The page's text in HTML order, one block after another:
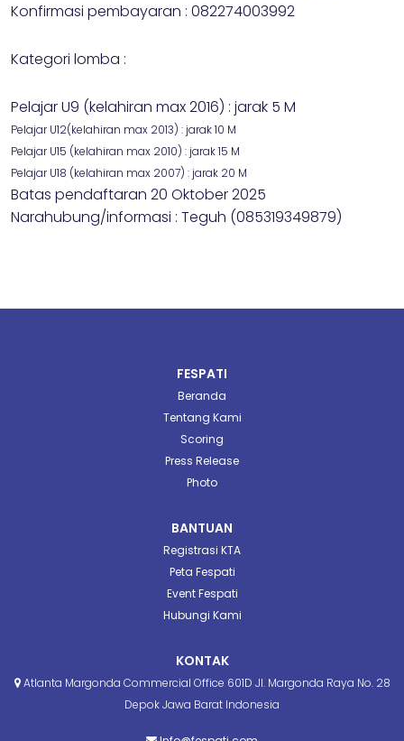
Konfirmasi pembayaran : 082274003992
Kategori lomba :
Pelajar U9 (kelahiran max 2016) : jarak 5 M
Pelajar U12(kelahiran max 2013) : jarak 10 M
Pelajar U15 (kelahiran max 2010) : jarak 15 M
Pelajar U18 (kelahiran max 2007) : jarak 20 M
Batas pendaftaran 20 Oktober 2025
Narahubung/informasi : Teguh (085319349879)
FESPATI
Beranda
Tentang Kami
Scoring
Press Release
Photo
BANTUAN
Registrasi KTA
Peta Fespati
Event Fespati
Hubungi Kami
KONTAK
Atlanta Margonda Commercial Office 601D Jl. Margonda Raya No. 28
Depok Jawa Barat Indonesia